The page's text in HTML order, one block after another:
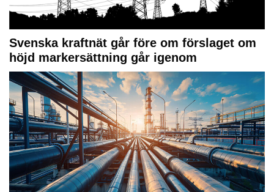
Svenska kraftnät går före om förslaget om
höjd markersättning går igenom